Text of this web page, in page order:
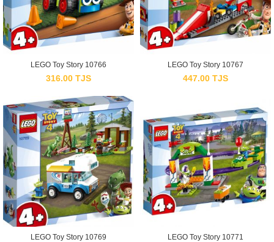
LEGO Toy Story 10766
316.00 TJS
LEGO Toy Story 10767
447.00 TJS
LEGO Toy Story 10769 LEGO Toy Story 10771